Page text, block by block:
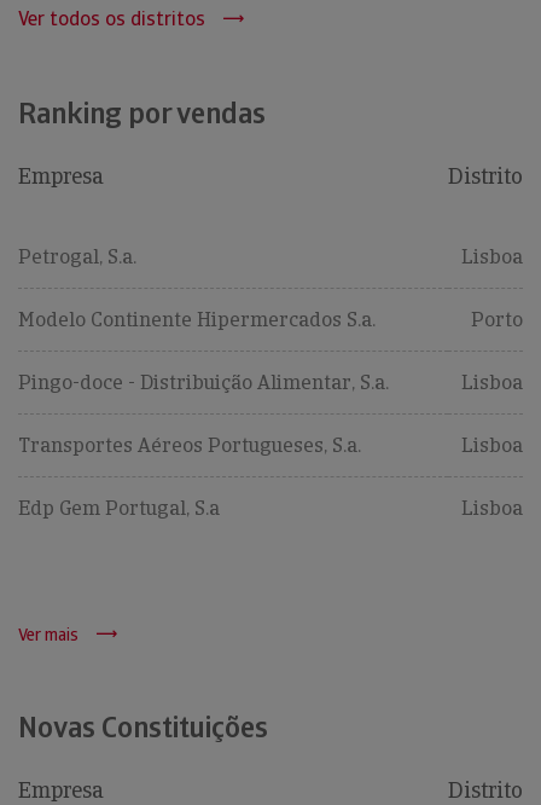
Ver todos os distritos
Ranking por vendas
Empresa Distrito
Petrogal, S.a. Lisboa
Modelo Continente Hipermercados S.a. Porto
Pingo-doce - Distribuição Alimentar, S.a. Lisboa
Transportes Aéreos Portugueses, S.a. Lisboa
Edp Gem Portugal, S.a Lisboa
Ver mais
Novas Constituições
Empresa Distrito